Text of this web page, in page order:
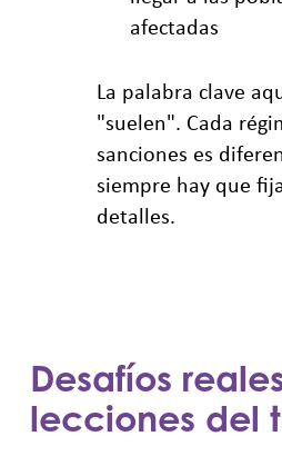
afectadas
La palabra clave
"suelen". Cada
sanciones es
siempre hay que
detalles.
Desafíos
lecciones del